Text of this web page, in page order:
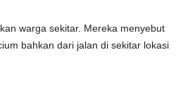
warga sekitar. Mereka menyebut
bahkan dari jalan di sekitar lokasi